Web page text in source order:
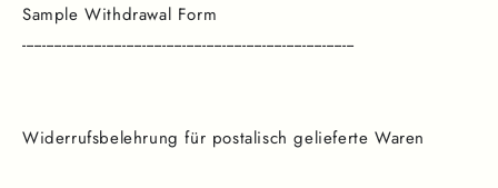
Sample Withdrawal Form
-----------------------------------------------------------------------------------
Widerrufsbelehrung für postalisch gelieferte Waren